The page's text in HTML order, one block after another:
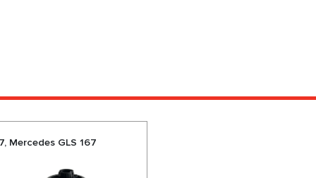
Mercedes GLS 167